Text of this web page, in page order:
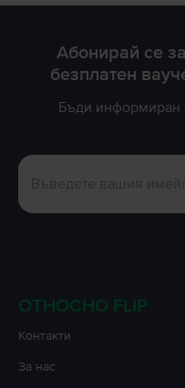
Абонирай се
безплатен
Бъди информиран
ОТНОСНО FLIP
Контакти
За нас